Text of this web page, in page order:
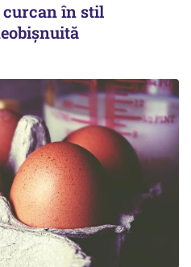
curcan în stil